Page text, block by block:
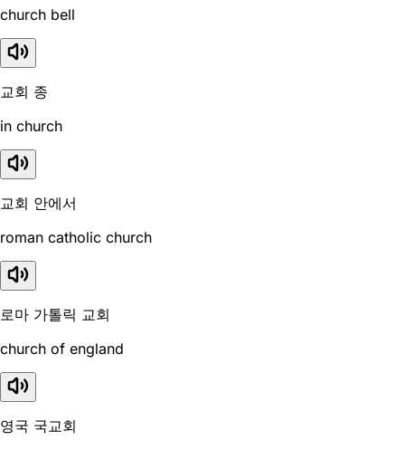
church bell
교회 종
in church
교회 안에서
roman catholic church
로마 가톨릭 교회
church of england
영국 국교회